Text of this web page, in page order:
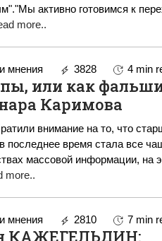
активно готовимся к
more..
мнения 3828 4 min
или как
Каримова
внимание на то, что
последнее время стала все
массовой информации, на
more..
мнения 2810 7 min
КАЖЕГЕЛЬДИН: